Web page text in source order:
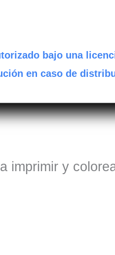
bajo una
en caso de
imprimir y